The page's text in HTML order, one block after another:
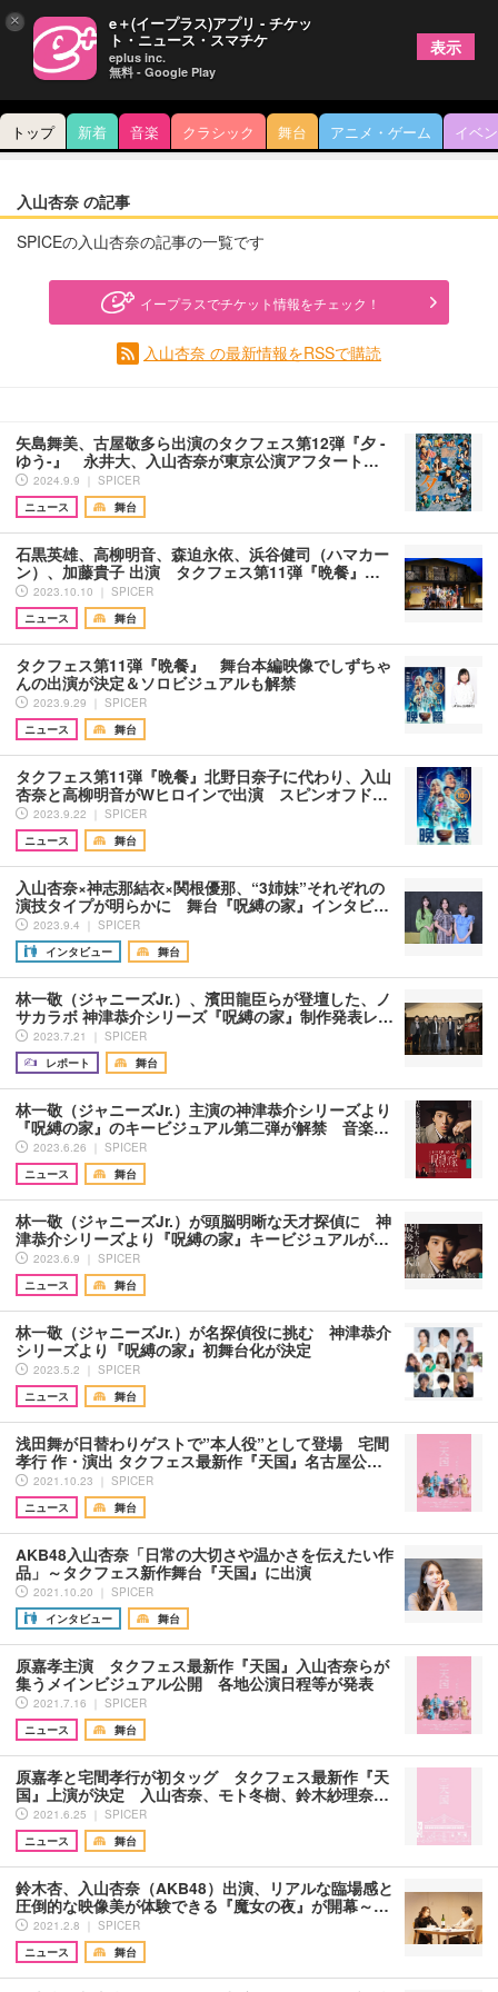
トップ 新着 音楽 クラシック 舞台 アニメ・ゲーム イベ
入山杏奈 の記事
SPICEの入山杏奈の記事の一覧です
イープラスでチケット情報をチェック！
入山杏奈 の最新情報をRSSで購読
矢島舞美、古屋敬多ら出演のタクフェス第12弾『夕 -
ゆう-』 永井大、入山杏奈が東京公演アフタート…
2024.9.9 ｜ SPICER
ニュース
舞台
石黒英雄、高柳明音、森迫永依、浜谷健司（ハマカー
ン）、加藤貴子 出演 タクフェス第11弾『晩餐』…
2023.10.10 ｜ SPICER
ニュース
舞台
タクフェス第11弾『晩餐』 舞台本編映像でしずちゃ
んの出演が決定＆ソロビジュアルも解禁
2023.9.29 ｜ SPICER
ニュース
舞台
タクフェス第11弾『晩餐』北野日奈子に代わり、入山
杏奈と高柳明音がWヒロインで出演 スピンオフド…
2023.9.22 ｜ SPICER
ニュース
舞台
入山杏奈×神志那結衣×関根優那、“3姉妹”それぞれの
演技タイプが明らかに 舞台『呪縛の家』インタビ…
2023.9.4 ｜ SPICER
インタビュー
舞台
林一敬（ジャニーズJr.）、濱田龍臣らが登壇した、ノ
サカラボ 神津恭介シリーズ『呪縛の家』制作発表レ…
2023.7.21 ｜ SPICER
レポート
舞台
林一敬（ジャニーズJr.）主演の神津恭介シリーズより
『呪縛の家』のキービジュアル第二弾が解禁 音楽…
2023.6.26 ｜ SPICER
ニュース
舞台
林一敬（ジャニーズJr.）が頭脳明晰な天才探偵に 神
津恭介シリーズより『呪縛の家』キービジュアルが…
2023.6.9 ｜ SPICER
ニュース
舞台
林一敬（ジャニーズJr.）が名探偵役に挑む 神津恭介
シリーズより『呪縛の家』初舞台化が決定
2023.5.2 ｜ SPICER
ニュース
舞台
浅田舞が日替わりゲストで”本人役”として登場 宅間
孝行 作・演出 タクフェス最新作『天国』名古屋公…
2021.10.23 ｜ SPICER
ニュース
舞台
AKB48入山杏奈「日常の大切さや温かさを伝えたい作
品」～タクフェス新作舞台『天国』に出演
2021.10.20 ｜ SPICER
インタビュー
舞台
原嘉孝主演 タクフェス最新作『天国』入山杏奈らが
集うメインビジュアル公開 各地公演日程等が発表
2021.7.16 ｜ SPICER
ニュース
舞台
原嘉孝と宅間孝行が初タッグ タクフェス最新作『天
国』上演が決定 入山杏奈、モト冬樹、鈴木紗理奈…
2021.6.25 ｜ SPICER
ニュース
舞台
鈴木杏、入山杏奈（AKB48）出演、リアルな臨場感と
圧倒的な映像美が体験できる『魔女の夜』が開幕～…
2021.2.8 ｜ SPICER
ニュース
舞台
× e＋(イープラス)アプリ - チケッ
ト・ニュース・スマチケ
eplus inc.
無料 - Google Play
表示